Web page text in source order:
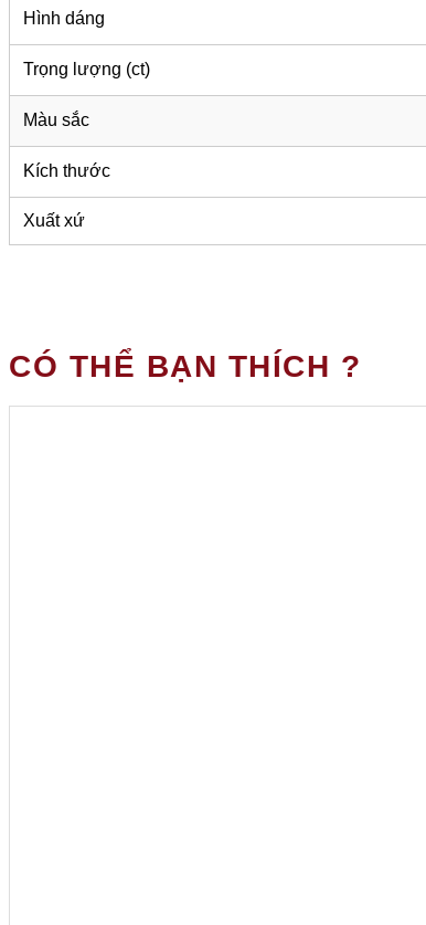
Hình dáng
Trọng lượng (ct)
Màu sắc
Kích thước
Xuất xứ
CÓ THỂ BẠN THÍCH ?